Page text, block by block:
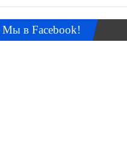
Мы в Facebook!